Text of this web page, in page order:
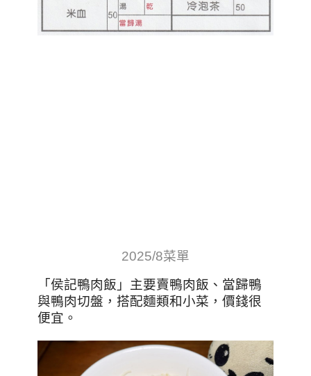
2025/8菜單
「侯記鴨肉飯」主要賣鴨肉飯、當歸鴨
與鴨肉切盤，搭配麵類和小菜，價錢很
便宜。